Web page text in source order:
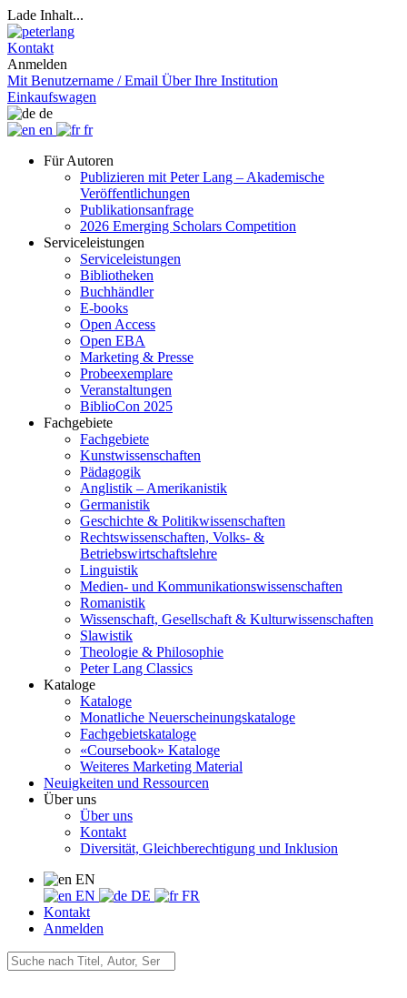
Lade Inhalt...
Kontakt
Anmelden
Mit Benutzername / Email Über Ihre Institution
Einkaufswagen
de
en
fr
Für Autoren
Publizieren mit Peter Lang – Akademische
Veröffentlichungen
Publikationsanfrage
2026 Emerging Scholars Competition
Serviceleistungen
Serviceleistungen
Bibliotheken
Buchhändler
E-books
Open Access
Open EBA
Marketing & Presse
Probeexemplare
Veranstaltungen
BiblioCon 2025
Fachgebiete
Fachgebiete
Kunstwissenschaften
Pädagogik
Anglistik – Amerikanistik
Germanistik
Geschichte & Politikwissenschaften
Rechtswissenschaften, Volks- &
Betriebswirtschaftslehre
Linguistik
Medien- und Kommunikationswissenschaften
Romanistik
Wissenschaft, Gesellschaft & Kulturwissenschaften
Slawistik
Theologie & Philosophie
Peter Lang Classics
Kataloge
Kataloge
Monatliche Neuerscheinungskataloge
Fachgebietskataloge
«Coursebook» Kataloge
Weiteres Marketing Material
Neuigkeiten und Ressourcen
Über uns
Über uns
Kontakt
Diversität, Gleichberechtigung und Inklusion
EN
EN
DE
FR
Kontakt
Anmelden